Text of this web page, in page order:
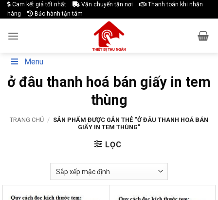
Skip
to
Cam kết giá tốt nhất Vận chuyển tận nơi
Thanh toán khi nhận
hàng
Bảo hành tận tâm
Menu
ở đâu thanh hoá bán giấy in tem
thùng
TRANG CHỦ / SẢN PHẨM ĐƯỢC GẮN THẺ “Ở ĐÂU THANH HOÁ BÁN
GIẤY IN TEM THÙNG”
LỌC